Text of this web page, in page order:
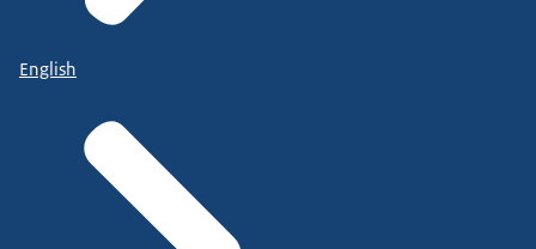
English